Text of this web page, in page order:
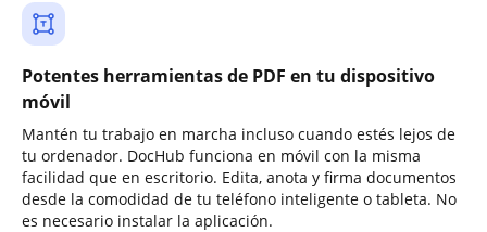
Potentes herramientas de PDF en tu dispositivo
móvil
Mantén tu trabajo en marcha incluso cuando estés lejos de
tu ordenador. DocHub funciona en móvil con la misma
facilidad que en escritorio. Edita, anota y firma documentos
desde la comodidad de tu teléfono inteligente o tableta. No
es necesario instalar la aplicación.